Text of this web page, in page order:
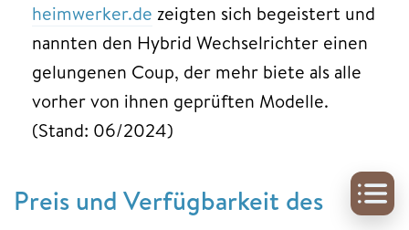
heimwerker.de zeigten sich begeistert und
nannten den Hybrid Wechselrichter einen
gelungenen Coup, der mehr biete als alle
vorher von ihnen geprüften Modelle.
(Stand: 06/2024)
Preis und Verfügbarkeit des